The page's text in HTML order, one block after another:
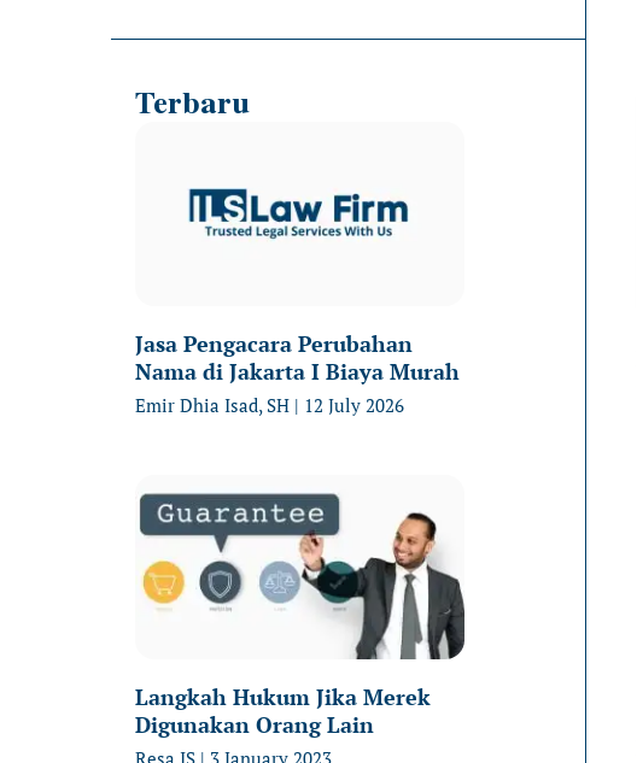
Terbaru
Jasa Pengacara Perubahan
Nama di Jakarta I Biaya Murah
Emir Dhia Isad, SH 12 July 2026
Langkah Hukum Jika Merek
Digunakan Orang Lain
Resa IS 3 January 2023